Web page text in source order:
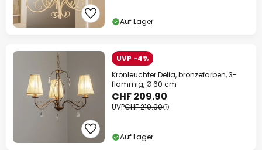
Auf Lager
UVP -4%
Kronleuchter Delia, bronzefarben, 3-
flammig, Ø 60 cm
CHF 209.90
UVPCHF 219.90
Auf Lager